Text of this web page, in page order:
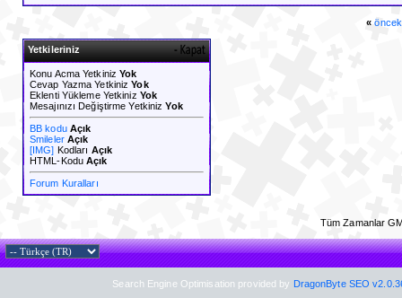
«
Yetkileriniz
Konu Acma YetkinizYok
Cevap Yazma YetkinizYok
Eklenti Yükleme Yetkiniz Yok
Mesajınızı Değiştirme YetkinizYok
BB kodu Açık
Smileler Açık
[IMG] Kodları Açık
HTML-KoduAçık
Forum Kuralları
Tüm Zamanlar
Search Engine Optimisation provided by DragonByte SEO